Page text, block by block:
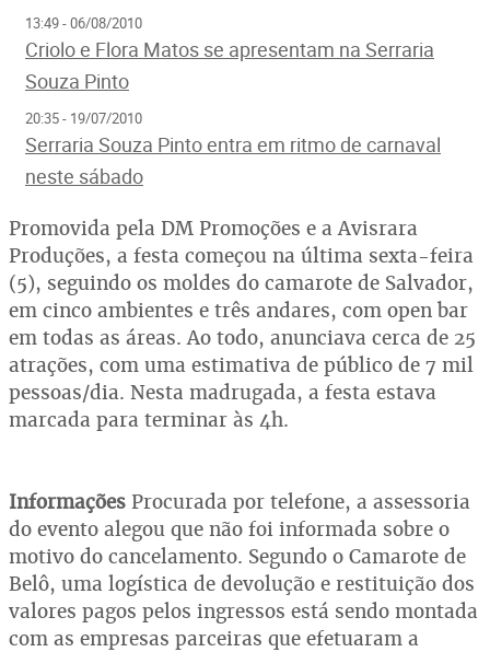
13:49 - 06/08/2010
Criolo e Flora Matos se apresentam na Serraria
Souza Pinto
20:35 - 19/07/2010
Serraria Souza Pinto entra em ritmo de carnaval
neste sábado
Promovida pela DM Promoções e a Avisrara
Produções, a festa começou na última sexta-feira
(5), seguindo os moldes do camarote de Salvador,
em cinco ambientes e três andares, com open bar
em todas as áreas. Ao todo, anunciava cerca de 25
atrações, com uma estimativa de público de 7 mil
pessoas/dia. Nesta madrugada, a festa estava
marcada para terminar às 4h.
Informações Procurada por telefone, a assessoria
do evento alegou que não foi informada sobre o
motivo do cancelamento. Segundo o Camarote de
Belô, uma logística de devolução e restituição dos
valores pagos pelos ingressos está sendo montada
com as empresas parceiras que efetuaram a